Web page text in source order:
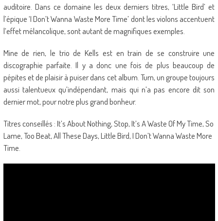
auditoire. Dans ce domaine les deux derniers titres, ‘Little Bird’ et
l’épique ‘I Don’t Wanna Waste More Time’ dont les violons accentuent
l’effet mélancolique, sont autant de magnifiques exemples.
Mine de rien, le trio de Kells est en train de se construire une
discographie parfaite. Il y a donc une fois de plus beaucoup de
pépites et de plaisir à puiser dans cet album. Turn, un groupe toujours
aussi talentueux qu’indépendant, mais qui n’a pas encore dit son
dernier mot, pour notre plus grand bonheur.
Titres conseillés : It’s About Nothing, Stop, It’s A Waste Of My Time, So
Lame, Too Beat, All These Days, Little Bird, I Don’t Wanna Waste More
Time.